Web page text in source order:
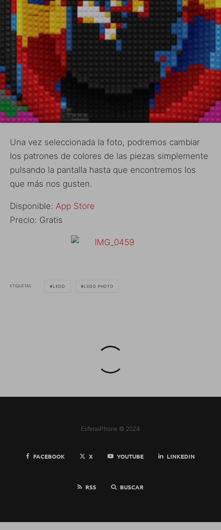
Una vez seleccionada la foto, podremos cambiar
los patrones de colores de las piezas simplemente
pulsando la pantalla hasta que encontremos los
que más nos gusten.
Disponible: App Store
Precio: Gratis
ETIQUETAS LEGO LEGO PHOTO
EsferaiPhone © 2024
FACEBOOK X YOUTUBE LINKEDIN
RSS BUSCAR